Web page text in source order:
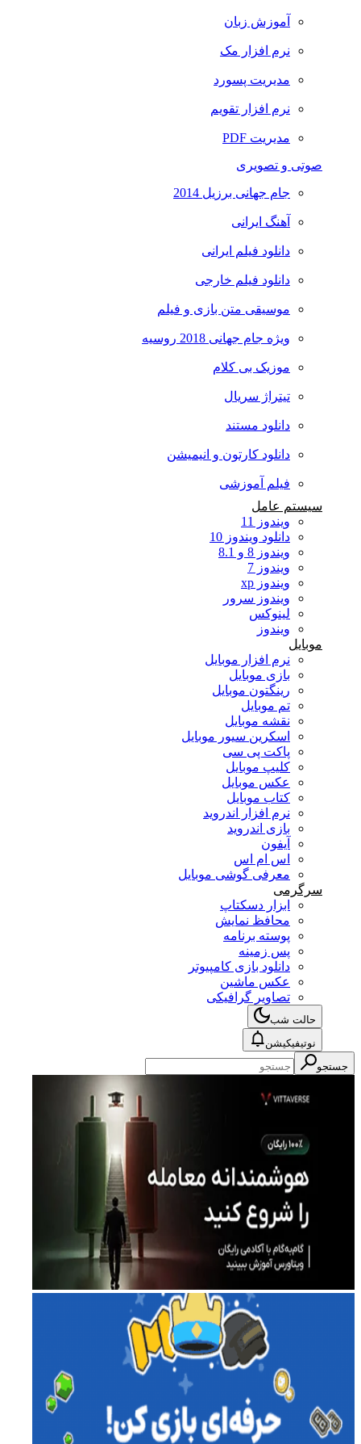
آموزش زبان
نرم افزار مک
مدیریت پسورد
نرم افزار تقویم
مدیریت PDF
صوتی و تصویری
جام جهانی برزیل 2014
آهنگ ایرانی
دانلود فیلم ایرانی
دانلود فیلم خارجی
موسیقی متن بازی و فیلم
ویژه جام جهانی 2018 روسیه
موزیک بی کلام
تیتراژ سریال
دانلود مستند
دانلود کارتون و انیمیشن
فیلم آموزشی
سیستم عامل
ویندوز 11
دانلود ویندوز 10
ویندوز 8 و 8.1
ویندوز 7
ویندوز xp
ویندوز سرور
لینوکس
ویندوز
موبایل
نرم افزار موبایل
بازی موبایل
رینگتون موبایل
تم موبایل
نقشه موبایل
اسکرین سیور موبایل
پاکت پی سی
کلیپ موبایل
عکس موبایل
کتاب موبایل
نرم افزار اندروید
بازی اندروید
آیفون
اس ام اس
معرفی گوشی موبایل
سرگرمی
ابزار دسکتاپ
محافظ نمایش
پوسته برنامه
پس زمینه
دانلود بازی کامپیوتر
عکس ماشین
تصاویر گرافیکی
حالت شب
نوتیفیکیشن
جستجو